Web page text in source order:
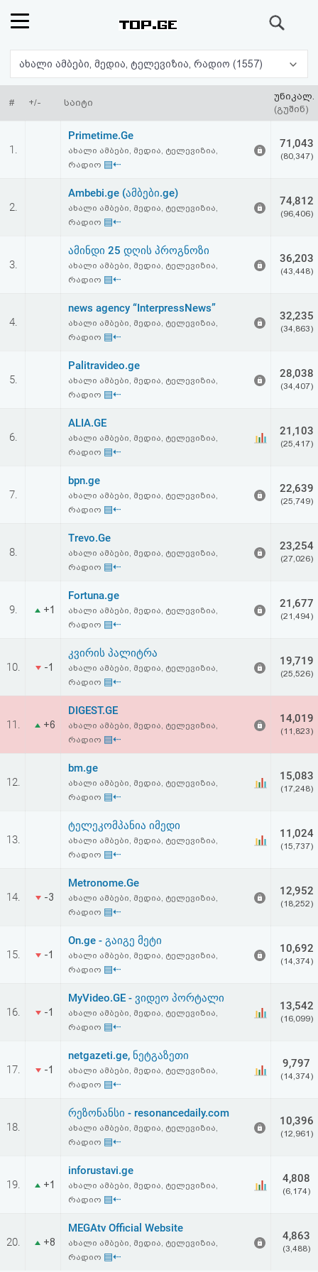
რეიტინგი
(მთავარი)
ფოსტა
ავტორიზაცია
რეგისტრაცია
აღდგენა
სალიცენზიო
შეთანხმება
პასუხისმგებლობის
უარყოფა
ახალი ამბები, მედია, ტელევიზია, რადიო (1557)
# +/- საიტი
უნიკალ.
(გუშინ)
1.
Primetime.Ge
ახალი ამბები, მედია, ტელევიზია,
რადიო ▤⇠
71,043
(80,347)
2.
Ambebi.ge (ამბები.ge)
ახალი ამბები, მედია, ტელევიზია,
რადიო ▤⇠
74,812
(96,406)
3.
ამინდი 25 დღის პროგნოზი
ახალი ამბები, მედია, ტელევიზია,
რადიო ▤⇠
36,203
(43,448)
4.
news agency “InterpressNews”
ახალი ამბები, მედია, ტელევიზია,
რადიო ▤⇠
32,235
(34,863)
5.
Palitravideo.ge
ახალი ამბები, მედია, ტელევიზია,
რადიო ▤⇠
28,038
(34,407)
6.
ALIA.GE
ახალი ამბები, მედია, ტელევიზია,
რადიო ▤⇠
21,103
(25,417)
7.
bpn.ge
ახალი ამბები, მედია, ტელევიზია,
რადიო ▤⇠
22,639
(25,749)
8.
Trevo.Ge
ახალი ამბები, მედია, ტელევიზია,
რადიო ▤⇠
23,254
(27,026)
9. +1
Fortuna.ge
ახალი ამბები, მედია, ტელევიზია,
რადიო ▤⇠
21,677
(21,494)
10. -1
კვირის პალიტრა
ახალი ამბები, მედია, ტელევიზია,
რადიო ▤⇠
19,719
(25,526)
11. +6
DIGEST.GE
ახალი ამბები, მედია, ტელევიზია,
რადიო ▤⇠
14,019
(11,823)
12.
bm.ge
ახალი ამბები, მედია, ტელევიზია,
რადიო ▤⇠
15,083
(17,248)
13.
ტელეკომპანია იმედი
ახალი ამბები, მედია, ტელევიზია,
რადიო ▤⇠
11,024
(15,737)
14. -3
Metronome.Ge
ახალი ამბები, მედია, ტელევიზია,
რადიო ▤⇠
12,952
(18,252)
15. -1
On.ge - გაიგე მეტი
ახალი ამბები, მედია, ტელევიზია,
რადიო ▤⇠
10,692
(14,374)
16. -1
MyVideo.GE - ვიდეო პორტალი
ახალი ამბები, მედია, ტელევიზია,
რადიო ▤⇠
13,542
(16,099)
17. -1
netgazeti.ge, ნეტგაზეთი
ახალი ამბები, მედია, ტელევიზია,
რადიო ▤⇠
9,797
(14,374)
18.
რეზონანსი - resonancedaily.com
ახალი ამბები, მედია, ტელევიზია,
რადიო ▤⇠
10,396
(12,961)
19. +1
inforustavi.ge
ახალი ამბები, მედია, ტელევიზია,
რადიო ▤⇠
4,808
(6,174)
20. +8
MEGAtv Official Website
ახალი ამბები, მედია, ტელევიზია,
რადიო ▤⇠
4,863
(3,488)